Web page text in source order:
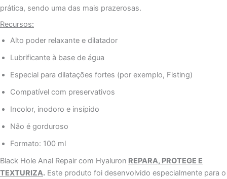
prática, sendo uma das mais prazerosas.
Recursos:
Alto poder relaxante e dilatador
Lubrificante à base de água
Especial para dilatações fortes (por exemplo, Fisting)
Compatível com preservativos
Incolor, inodoro e insípido
Não é gorduroso
Formato: 100 ml
Black Hole Anal Repair com Hyaluron REPARA, PROTEGE E
TEXTURIZA. Este produto foi desenvolvido especialmente para o